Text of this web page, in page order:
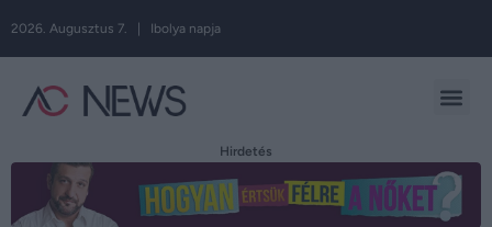
2026. Augusztus 7. | Ibolya napja
Hirdetés